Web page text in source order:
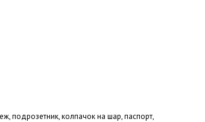
подрозетник, колпачок на шар, паспорт,